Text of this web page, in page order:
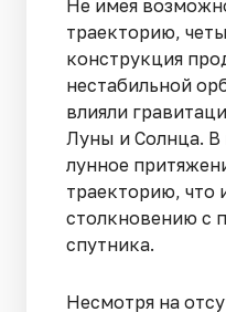
Не имея
траекторию,
конструкция
нестабильной
влияли
Луны и Солнца. В
лунное
траекторию, что
столкновению с
спутника.
Несмотря на